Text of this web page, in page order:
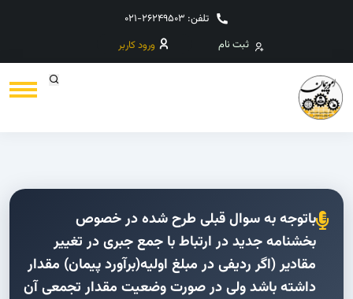
تلفن: 26249503-021
ثبت نام
ورود کاربر
باتوجه به سوال قبلی طرح شده در خصوص
بخشنامه جدید در ارتباط با جمع جبری در تغییر
مقادیر (اگر ردیفی در مبلغ اولیه(برآورد پیمان) مقدار
داشته باشد ولی در صورت وضعیت مقدار تجمعی آن